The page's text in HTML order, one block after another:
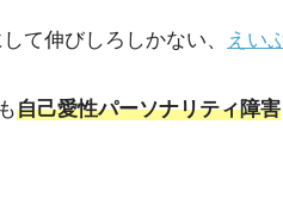
て伸びしろしかない、 えい
も自己愛性パーソナリティ障害